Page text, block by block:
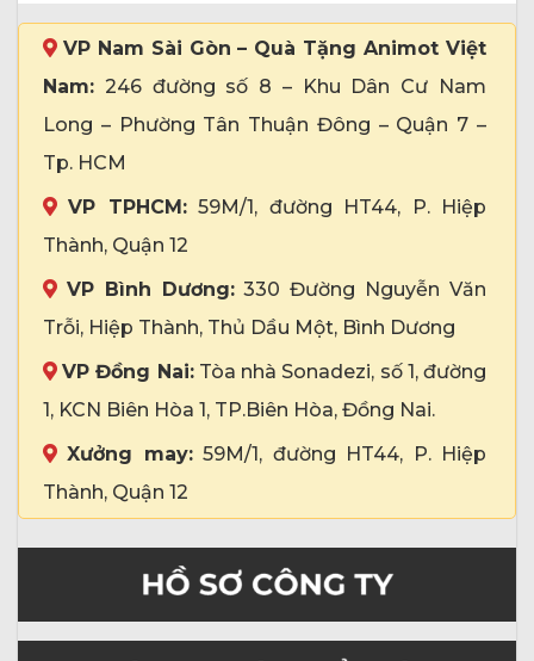
VP Nam Sài Gòn – Quà Tặng Animot Việt
Nam: 246 đường số 8 – Khu Dân Cư Nam
Long – Phường Tân Thuận Đông – Quận 7 –
Tp. HCM
VP TPHCM:59M/1, đường HT44, P. Hiệp
Thành, Quận 12
VP Bình Dương:330 Đường Nguyễn Văn
Trỗi, Hiệp Thành, Thủ Dầu Một, Bình Dương
VP Đồng Nai:Tòa nhà Sonadezi, số 1, đường
1, KCN Biên Hòa 1, TP.Biên Hòa, Đồng Nai.
Xưởng may:59M/1, đường HT44, P. Hiệp
Thành, Quận 12